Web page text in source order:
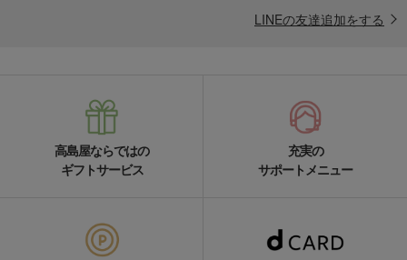
LINEの友達追加をする
高島屋ならではの
ギフトサービス
充実の
サポートメニュー